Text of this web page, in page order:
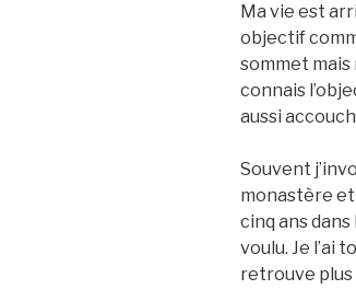
Ma vie est
objectif
sommet
connais
aussi
Souvent
monastère et
cinq ans dans
voulu. Je l’ai
retrouve plus